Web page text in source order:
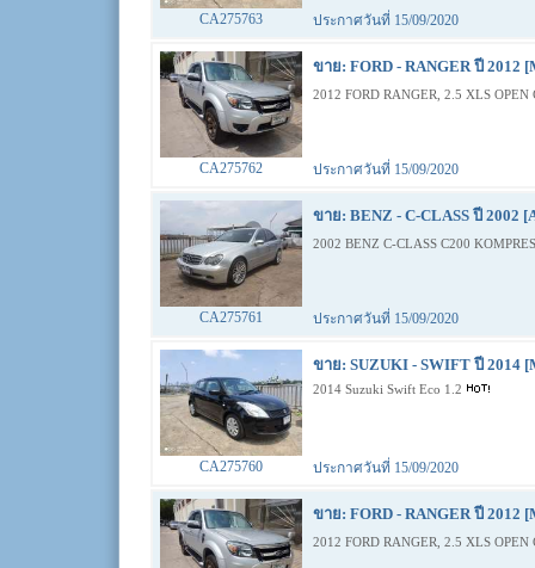
CA275763 ประกาศวันที่ 15/09/2020
ขาย: FORD - RANGER ปี 2012
2012 FORD RANGER, 2.5 XLS
CA275762 ประกาศวันที่ 15/09/2020
ขาย: BENZ - C-CLASS ปี 2002
2002 BENZ C-CLASS C200
CA275761 ประกาศวันที่ 15/09/2020
ขาย: SUZUKI - SWIFT ปี 2014
2014 Suzuki Swift Eco 1.2
CA275760 ประกาศวันที่ 15/09/2020
ขาย: FORD - RANGER ปี 2012
2012 FORD RANGER, 2.5 XLS